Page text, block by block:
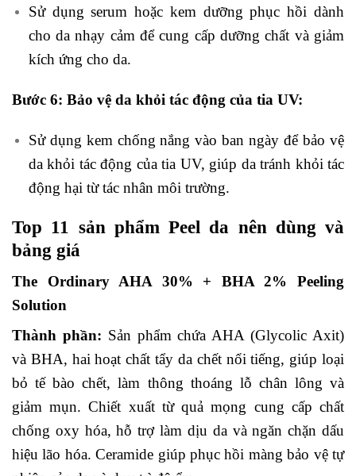
Sử dụng serum hoặc kem dưỡng phục hồi dành
cho da nhạy cảm để cung cấp dưỡng chất và giảm
kích ứng cho da.
Bước 6: Bảo vệ da khỏi tác động của tia UV:
Sử dụng kem chống nắng vào ban ngày để bảo vệ
da khỏi tác động của tia UV, giúp da tránh khỏi tác
động hại từ tác nhân môi trường.
Top 11 sản phẩm Peel da nên dùng và
bảng giá
The Ordinary AHA 30% + BHA 2% Peeling
Solution
Thành phần: Sản phẩm chứa AHA (Glycolic Axit)
và BHA, hai hoạt chất tẩy da chết nổi tiếng, giúp loại
bỏ tế bào chết, làm thông thoáng lỗ chân lông và
giảm mụn. Chiết xuất từ quả mọng cung cấp chất
chống oxy hóa, hỗ trợ làm dịu da và ngăn chặn dấu
hiệu lão hóa. Ceramide giúp phục hồi màng bảo vệ tự